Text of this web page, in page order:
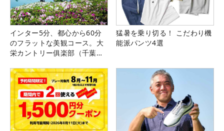
インター5分、都心から60分
のフラットな美観コース。大
栄カントリー俱楽部（千葉
猛暑を乗り切る！ こだわり機
能派パンツ4選